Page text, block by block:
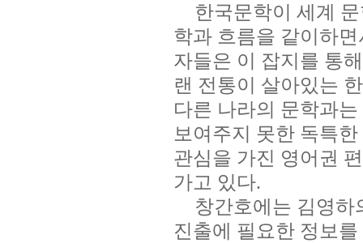
한국문학이 세계
학과 흐름을 같이하
자들은 이 잡지를 통
랜 전통이 살아있는
다른 나라의 문학과
보여주지 못한 독특
관심을 가진 영어권
가고 있다.
창간호에는 김영
진출에 필요한 정보